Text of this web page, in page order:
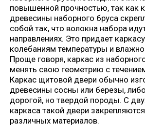
повышенной прочностью, так как
древесины наборного бруса
собой так, что волокна набора
направлениях. Это придает
колебаниям температуры и
Проще говоря, каркас из
менять свою геометрию с
Каркас щитовой двери обычно
древесины сосны или березы,
дорогой, но твердой породы. С
каркаса такой двери
различных материалов.